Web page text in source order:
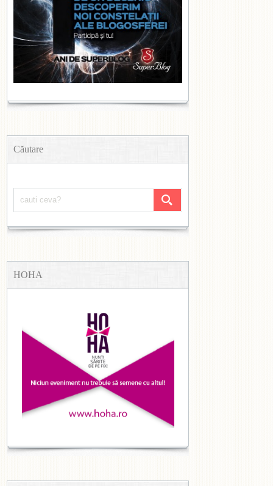
Căutare
HOHA